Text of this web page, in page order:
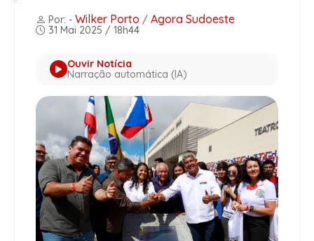
Por: - Wilker Porto / Agora Sudoeste
31 Mai 2025 / 18h44
Ouvir Notícia
Narração automática (IA)